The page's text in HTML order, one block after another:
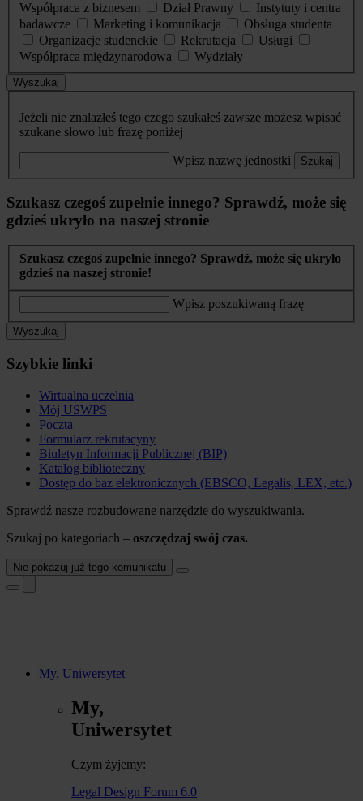
Współpraca z biznesem
Dział Prawny
Instytuty i centra
badawcze
Marketing i komunikacja
Obsługa studenta
Organizacje studenckie
Rekrutacja
Usługi
Współpraca międzynarodowa
Wydziały
Wyszukaj
Jeżeli nie znalazłeś tego czego szukałeś zawsze możesz wpisać
szukane słowo lub frazę poniżej
Wpisz nazwę jednostki Szukaj
Szukasz czegoś zupełnie innego? Sprawdź, może się
gdzieś ukryło na naszej stronie
Szukasz czegoś zupełnie innego? Sprawdź, może się ukryło
gdzieś na naszej stronie!
Wpisz poszukiwaną frazę
Wyszukaj
Szybkie linki
Wirtualna uczelnia
Mój USWPS
Poczta
Formularz rekrutacyny
Biuletyn Informacji Publicznej (BIP)
Katalog biblioteczny
Dostęp do baz elektronicznych (EBSCO, Legalis, LEX, etc.)
Sprawdź nasze rozbudowane narzędzie do wyszukiwania.
Szukaj po kategoriach – oszczędzaj swój czas.
Nie pokazuj już tego komunikatu
My, Uniwersytet
My,
Uniwersytet
Czym żyjemy:
Legal Design Forum 6.0